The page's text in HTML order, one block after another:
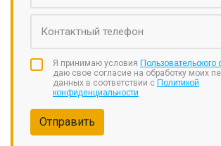
Другие услуги.
компанию «Кассин и партнеры».
Я принимаю условия Пользовательского
даю свое согласие на обработку моих
данных в соответствии с Политикой
конфиденциальности
Отправить